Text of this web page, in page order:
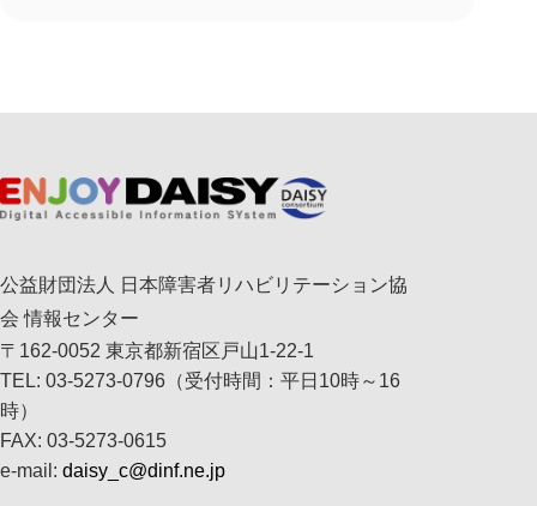
公益財団法人 日本障害者リハビリテーション協
会 情報センター
〒162-0052 東京都新宿区戸山1-22-1
TEL: 03-5273-0796（受付時間：平日10時～16
時）
FAX: 03-5273-0615
e-mail: daisy_c@dinf.ne.jp